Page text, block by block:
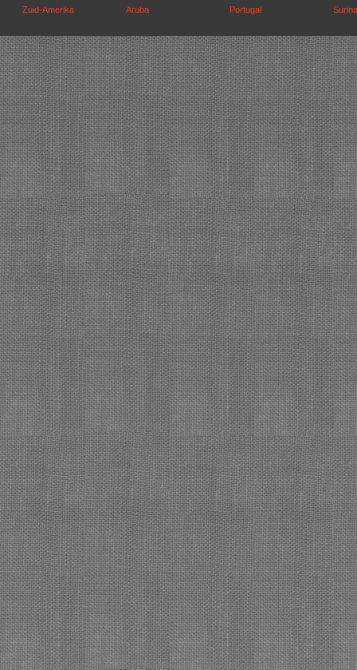
Zuid-Amerika Aruba Portugal